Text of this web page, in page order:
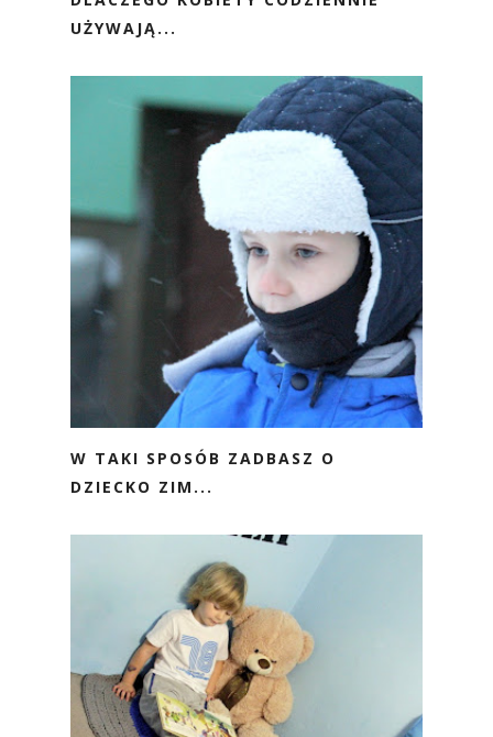
UŻYWAJĄ...
W TAKI SPOSÓB ZADBASZ O
DZIECKO ZIM...